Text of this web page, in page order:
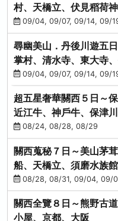
村、天橋立、伏見稻荷
09/04, 09/07, 09/14, 09/
尋幽美山．丹後川遊五
掌村、清水寺、東大寺
09/04, 09/07, 09/14, 09/
超五星奢華關西５日～
近江牛、神戶牛、保津
08/24, 08/28, 08/29
關西蒐秘７日～美山茅
船、天橋立、須磨水族
08/28, 08/31, 09/04, 09/
關西全覽８日～熊野古
小屋、京都、大阪